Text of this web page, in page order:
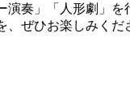
奏」「人形劇」を
ぜひお楽しみくだ